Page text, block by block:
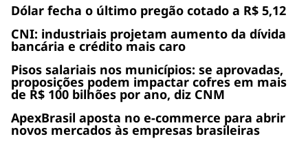
Dólar fecha o último pregão cotado a R$ 5,12
CNI: industriais projetam aumento da dívida
bancária e crédito mais caro
Pisos salariais nos municípios: se aprovadas,
proposições podem impactar cofres em mais
de R$ 100 bilhões por ano, diz CNM
ApexBrasil aposta no e-commerce para abrir
novos mercados às empresas brasileiras